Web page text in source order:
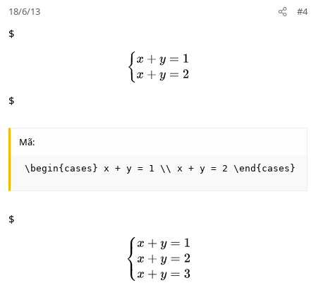
n
18/6/13 #4
$
x +y =1x +y=2
$
Mã:
\begin{cases} x + y = 1 \\ x + y = 2 \end{cases}
$
y=1 x+ y= 2x +y